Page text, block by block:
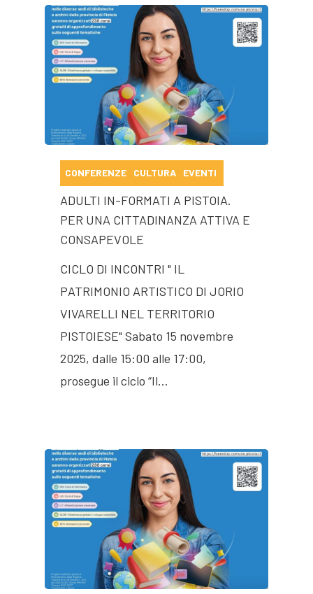
CONFERENZE CULTURA EVENTI
ADULTI IN-FORMATI A PISTOIA.
PER UNA CITTADINANZA ATTIVA E
CONSAPEVOLE
CICLO DI INCONTRI " IL
PATRIMONIO ARTISTICO DI JORIO
VIVARELLI NEL TERRITORIO
PISTOIESE" Sabato 15 novembre
2025, dalle 15:00 alle 17:00,
prosegue il ciclo “Il…